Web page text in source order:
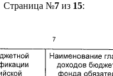
Страница №7из 15: